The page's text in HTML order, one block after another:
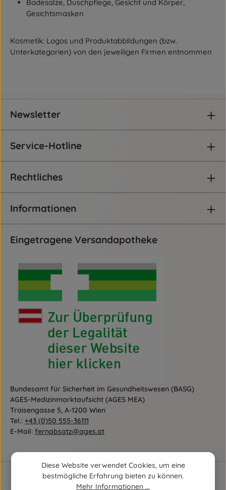
Badesalze, Duschpflege, Gesicht und Körper,
Gesichtsmasken
Kosmetik: Logos und Produktabbildungen (bzw.
Unterkategorien) von den jeweiligen Firmen entnommen
Newsletter
Service-Hotline
Rechtliches
Informationen
Eingetragene Versandapotheke
Bundesamt für Sicherheit im Gesundheitswesen (BASG)
AGES-Medizinmarktaufsicht (AGES MEA)
Traisengasse 5, A-1200 Wien
Tel.: +43 (0)50 555-36111
E-Mail: fernabsatz@ages.at
Diese Website verwendet Cookies, um eine
bestmögliche Erfahrung bieten zu können.
Mehr Informationen ...